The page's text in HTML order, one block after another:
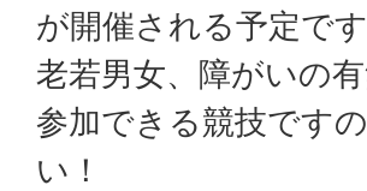
が開催される予定です
老若男女、障がいの
参加できる競技です
い！